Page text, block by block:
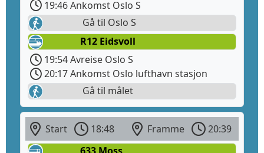
19:46 Ankomst Oslo S
Gå til Oslo S
R12 Eidsvoll
19:54 Avreise Oslo S
20:17 Ankomst Oslo lufthavn stasjon
Gå til målet
Start 18:48 Framme
20:39